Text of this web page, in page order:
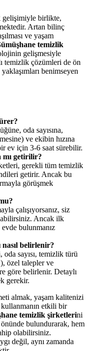
gelişimiyle birlikte,
Artan bilinç
ve yaşam
temizlik
gelişmesiyle
temizlik çözümleri de ön
benimseyen
oda sayısına,
ve ekibin hızına
ev için 3-6 saat sürebilir.
mı getirilir?
gerekli tüm temizlik
getirir. Ancak bu
görüşmek
çalışıyorsanız, siz
Ancak ilk
bulunmanız
belirlenir?
sayısı, temizlik türü
özel talepler ve
göre belirlenir. Detaylı
gerekir.
almak, yaşam kalitenizi
kullanmanın etkili bir
temizlik şirketlerini
bulundurarak, hem
olabilirsiniz.
değil, aynı zamanda